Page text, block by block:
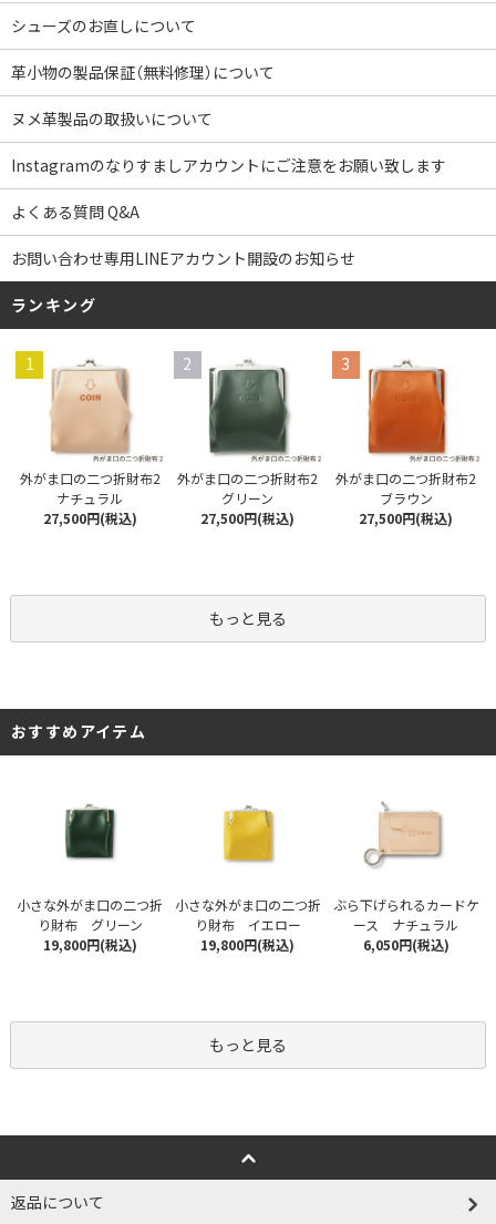
シューズのお直しについて
革小物の製品保証（無料修理）について
ヌメ革製品の取扱いについて
Instagramのなりすましアカウントにご注意をお願い致します
よくある質問 Q&A
お問い合わせ専用LINEアカウント開設のお知らせ
ランキング
1
外がま口の二つ折財布2
ナチュラル
27,500円(税込)
2
外がま口の二つ折財布2
グリーン
27,500円(税込)
3
外がま口の二つ折財布2
ブラウン
27,500円(税込)
もっと見る
おすすめアイテム
小さな外がま口の二つ折
り財布 グリーン
19,800円(税込)
小さな外がま口の二つ折
り財布 イエロー
19,800円(税込)
ぶら下げられるカードケ
ース ナチュラル
6,050円(税込)
もっと見る
返品について